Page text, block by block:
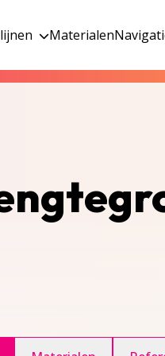
Materialen